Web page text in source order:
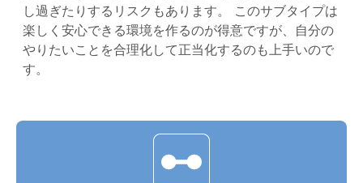
し過ぎたりするリスクもあります。 このサブタイプは
楽しく安心できる環境を作るのが得意ですが、自分の
やりたいことを合理化して正当化するのも上手いので
す。